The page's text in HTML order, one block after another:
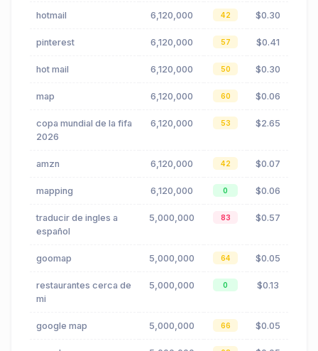
hotmail 6,120,000 42 $0.30
pinterest 6,120,000 57 $0.41
hot mail 6,120,000 50 $0.30
map 6,120,000 60 $0.06
copa mundial de la fifa
2026
6,120,000 53 $2.65
amzn 6,120,000 42 $0.07
mapping 6,120,000 0 $0.06
traducir de ingles a
español
5,000,000 83 $0.57
goomap 5,000,000 64 $0.05
restaurantes cerca de
mi
5,000,000 0 $0.13
google map 5,000,000 66 $0.05